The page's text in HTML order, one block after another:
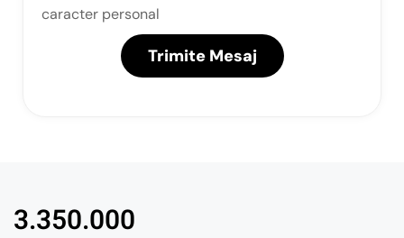
caracter personal
Trimite Mesaj
3.350.000